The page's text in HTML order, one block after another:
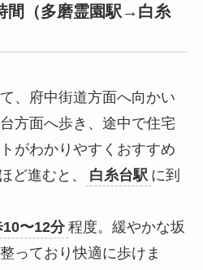
間（多磨霊園駅→白糸
、府中街道方面へ向かい
方面へ歩き、途中で住宅
がわかりやすくおすすめ
ど進むと、
白糸台駅 に到
10〜12分 程度。緩やかな坂
っており快適に歩けま